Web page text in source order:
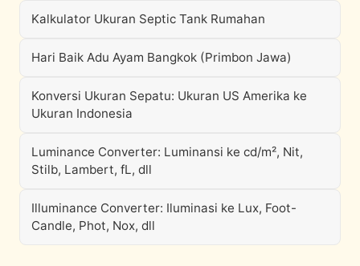
Kalkulator Ukuran Septic Tank Rumahan
Hari Baik Adu Ayam Bangkok (Primbon Jawa)
Konversi Ukuran Sepatu: Ukuran US Amerika ke
Ukuran Indonesia
Luminance Converter: Luminansi ke cd/m², Nit,
Stilb, Lambert, fL, dll
Illuminance Converter: Iluminasi ke Lux, Foot-
Candle, Phot, Nox, dll